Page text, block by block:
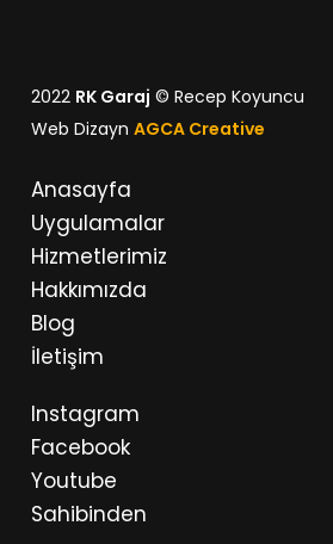
2022 RK Garaj © Recep Koyuncu
Web Dizayn AGCA Creative
Anasayfa
Uygulamalar
Hizmetlerimiz
Hakkımızda
Blog
İletişim
Instagram
Facebook
Youtube
Sahibinden